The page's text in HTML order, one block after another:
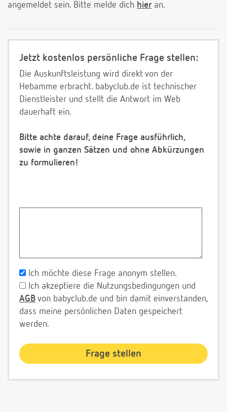
angemeldet sein. Bitte melde dich hier an.
Jetzt kostenlos persönliche Frage stellen:
Die Auskunftsleistung wird direkt von der
Hebamme erbracht. babyclub.de ist technischer
Dienstleister und stellt die Antwort im Web
dauerhaft ein.
Bitte achte darauf, deine Frage ausführlich,
sowie in ganzen Sätzen und ohne Abkürzungen
zu formulieren!
Ich möchte diese Frage anonym stellen.
Ich akzeptiere die Nutzungsbedingungen und
AGB von babyclub.de und bin damit einverstanden,
dass meine persönlichen Daten gespeichert
werden.